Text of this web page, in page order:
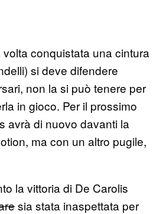
conquistata una cintura
si deve difendere
non la si può tenere per
in gioco. Per il prossimo
avrà di nuovo davanti la
ma con un altro pugile,
la vittoria di De Carolis
sia stata inaspettata per